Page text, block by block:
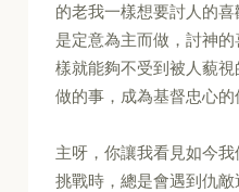
的老我一樣想要討人的
是定意為主而做，討神
樣就能夠不受到被人藐
做的事，成為基督忠心的
主呀，你讓我看見如今
挑戰時，總是會遇到仇